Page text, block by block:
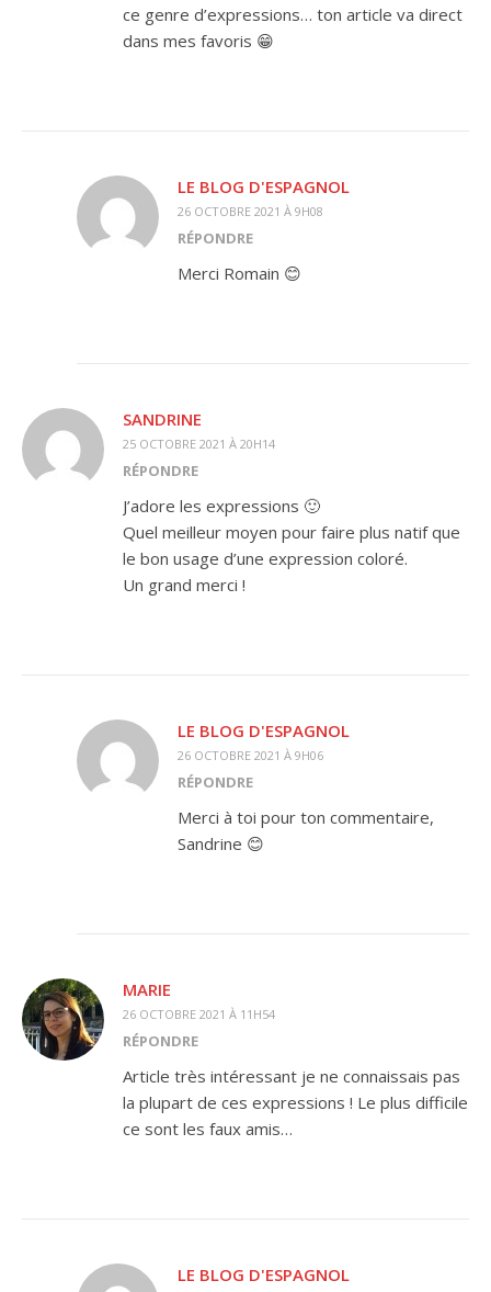
ce genre d’expressions… ton article va direct
dans mes favoris 😁
LE BLOG D'ESPAGNOL
26 OCTOBRE 2021 À 9H08
RÉPONDRE
Merci Romain 😊
SANDRINE
25 OCTOBRE 2021 À 20H14
RÉPONDRE
J’adore les expressions 🙂
Quel meilleur moyen pour faire plus natif que
le bon usage d’une expression coloré.
Un grand merci !
LE BLOG D'ESPAGNOL
26 OCTOBRE 2021 À 9H06
RÉPONDRE
Merci à toi pour ton commentaire,
Sandrine 😊
MARIE
26 OCTOBRE 2021 À 11H54
RÉPONDRE
Article très intéressant je ne connaissais pas
la plupart de ces expressions ! Le plus difficile
ce sont les faux amis…
LE BLOG D'ESPAGNOL